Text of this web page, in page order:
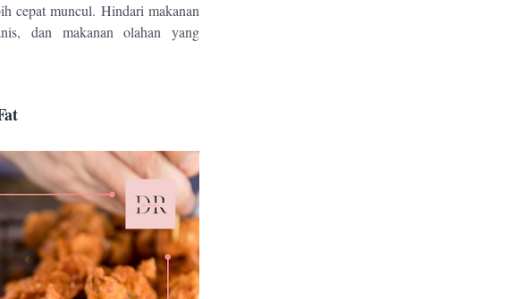
cepat muncul. Hindari makanan
dan makanan olahan yang